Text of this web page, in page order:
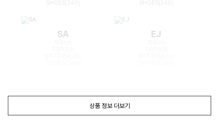
SA EJ
상품 정보 더보기